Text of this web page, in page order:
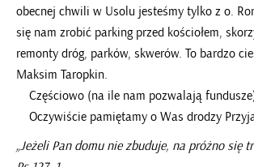
obecnej chwili w Usolu jesteśmy tylko z o.
się nam zrobić parking przed kościołem,
remonty dróg, parków, skwerów. To bardzo
Maksim Taropkin.
Częściowo (na ile nam pozwalają
Oczywiście pamiętamy o Was drodzy
„Jeżeli Pan domu nie zbuduje, na próżno się